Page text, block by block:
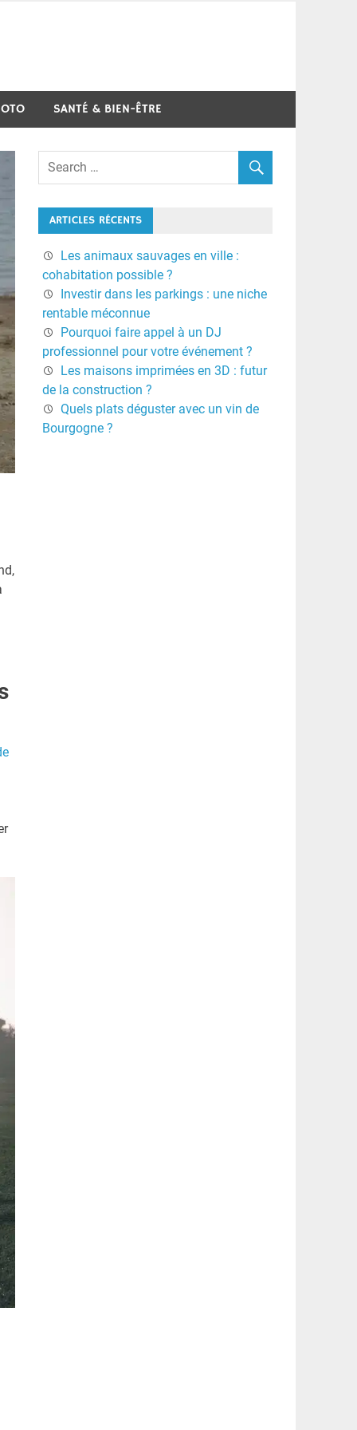
SANTÉ & BIEN-ÊTRE
ARTICLES RÉCENTS
Les animaux sauvages en ville :
cohabitation possible ?
Investir dans les parkings : une niche
rentable méconnue
Pourquoi faire appel à un DJ
professionnel pour votre événement ?
Les maisons imprimées en 3D : futur
de la construction ?
Quels plats déguster avec un vin de
Bourgogne ?